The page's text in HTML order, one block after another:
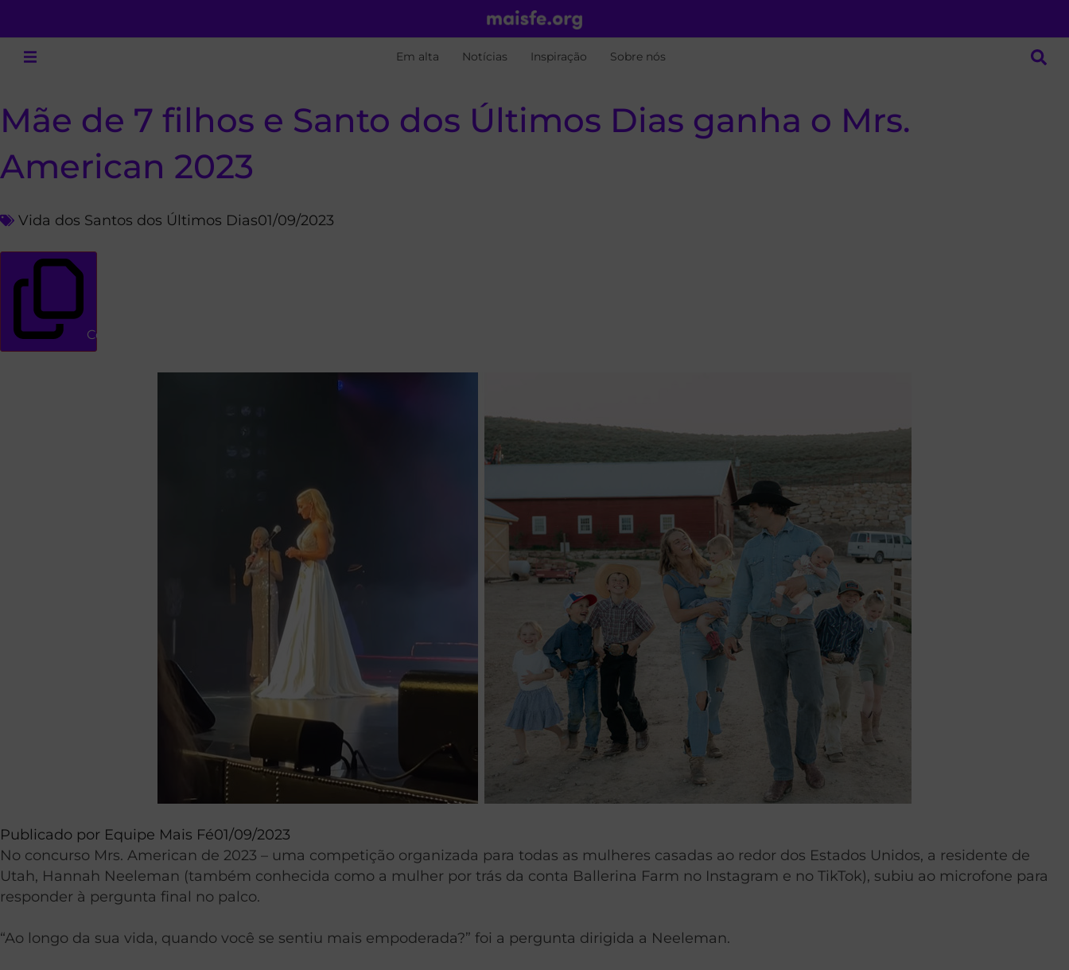
Em alta Notícias Inspiração Sobre nós
Mãe de 7 filhos e Santo dos Últimos Dias ganha o Mrs.
American 2023
Vida dos Santos dos Últimos Dias01/09/2023
Copiar link
Publicado por Equipe Mais Fé01/09/2023
No concurso Mrs. American de 2023 – uma competição organizada para todas as mulheres casadas ao redor dos Estados Unidos, a residente de
Utah, Hannah Neeleman (também conhecida como a mulher por trás da conta Ballerina Farm no Instagram e no TikTok), subiu ao microfone para
responder à pergunta final no palco.
“Ao longo da sua vida, quando você se sentiu mais empoderada?” foi a pergunta dirigida a Neeleman.